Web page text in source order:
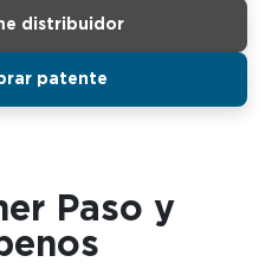
distribuidor
patente
Paso y